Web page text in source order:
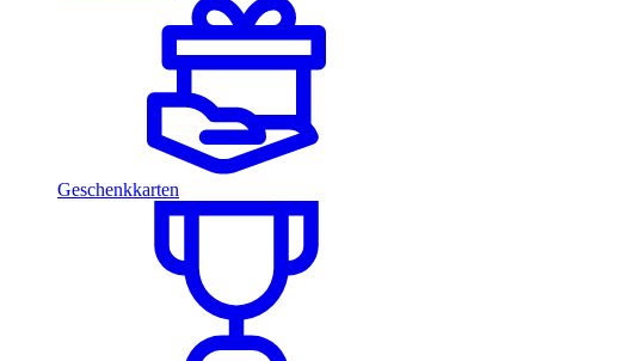
Geschenkkarten